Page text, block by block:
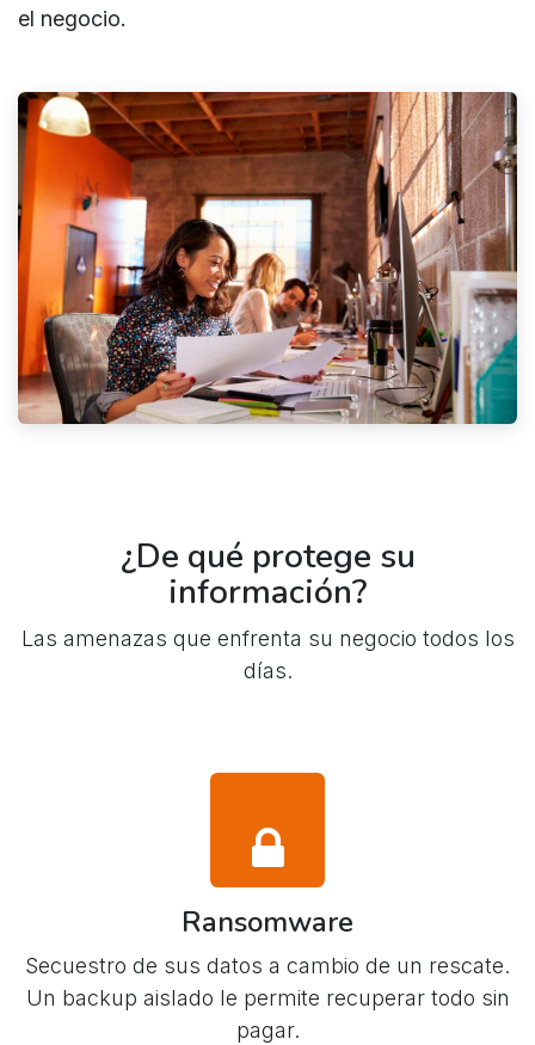
el negocio.
¿De qué protege su
información?
Las amenazas que enfrenta su negocio todos los
días.
Ransomware
Secuestro de sus datos a cambio de un rescate.
Un backup aislado le permite recuperar todo sin
pagar.